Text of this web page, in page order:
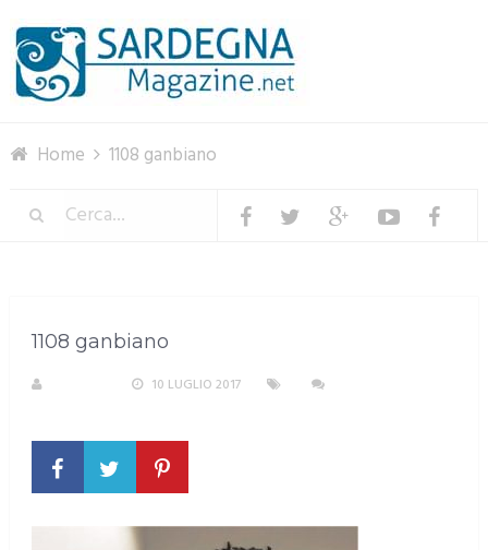
Home 1108 ganbiano
1108 ganbiano
10 LUGLIO 2017